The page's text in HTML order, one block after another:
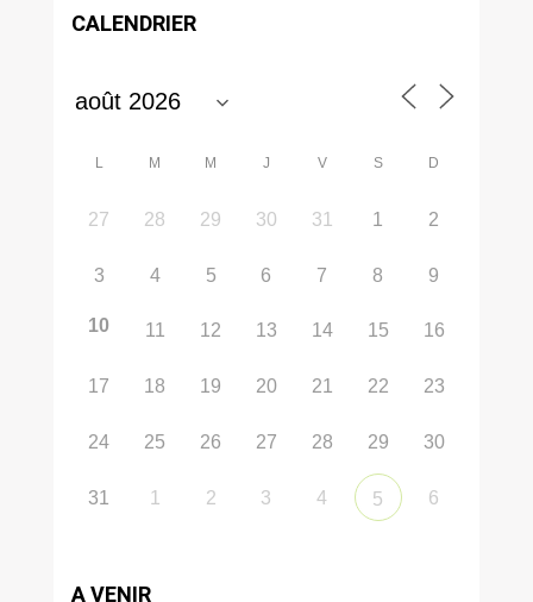
CALENDRIER
L M M J V S D
27 28 29 30 31 1 2
3 4 5 6 7 8 9
10 11 12 13 14 15 16
17 18 19 20 21 22 23
24 25 26 27 28 29 30
31 1 2 3 4 5 6